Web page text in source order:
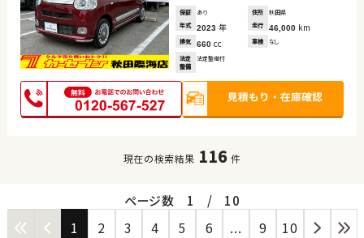
保証 あり 住所
秋田県
年式
2023 年 走行 46,000 km
排気 660 cc 車検 なし
法定
整備
法定整備付
現在の検索結果 116 件
ページ数 1 / 10
1 2 3 4 5 6 ... 9 10